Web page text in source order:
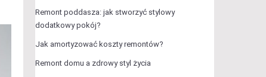
Remont poddasza: jak stworzyć stylowy
dodatkowy pokój?
Jak amortyzować koszty remontów?
Remont domu a zdrowy styl życia